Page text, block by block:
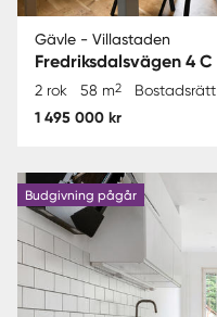
Gävle - Villastaden
Fredriksdalsvägen 4 C
2 rok 58 m2 Bostadsrätt
1 495 000 kr
Budgivning pågår